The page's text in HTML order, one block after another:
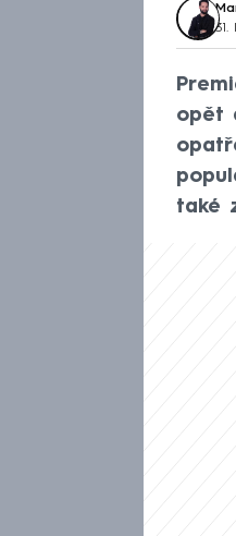
31.
opět
také